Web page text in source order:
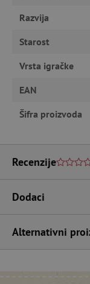
Razvija
Starost
Vrsta igračke
EAN
Šifra proizvoda
Recenzije
Dodaci
Alternativni
Nužno
potrebnih